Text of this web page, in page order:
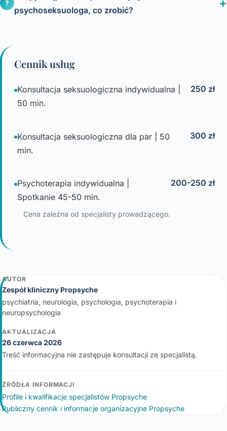
?
psychoseksuologa, co zrobić?
Cennik usług
Konsultacja seksuologiczna indywidualna |
50 min.
250 zł
Konsultacja seksuologiczna dla par | 50
min.
300 zł
Psychoterapia indywidualna |
Spotkanie 45-50 min.
200-250 zł
Cena zależna od specjalisty prowadzącego.
AUTOR
Zespół kliniczny Propsyche
psychiatria, neurologia, psychologia, psychoterapia i
neuropsychologia
AKTUALIZACJA
26 czerwca 2026
Treść informacyjna nie zastępuje konsultacji ze specjalistą.
ŹRÓDŁA INFORMACJI
Profile i kwalifikacje specjalistów Propsyche
Publiczny cennik i informacje organizacyjne Propsyche